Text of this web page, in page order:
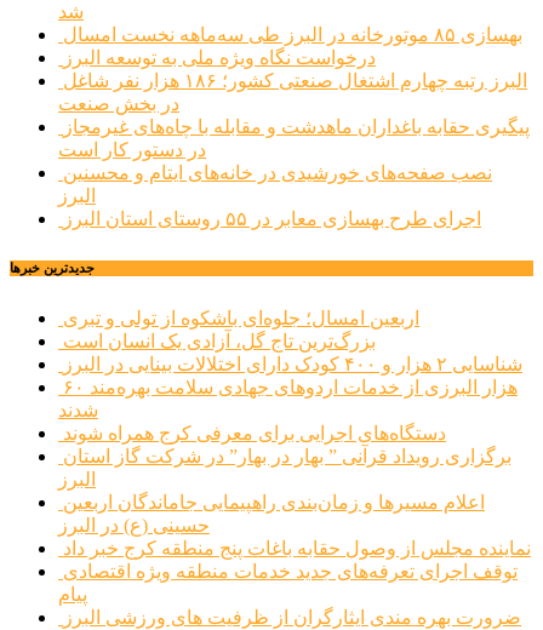
شد
بهسازی ۸۵ موتورخانه در البرز طی سه‌ماهه نخست امسال
درخواست نگاه ویژه ملی به توسعه البرز
در بخش صنعت
در دستور کار است
البرز
اجرای طرح بهسازی معابر در ۵۵ روستای استان البرز
جديدترين خبرها
اربعین امسال؛ جلوه‌ای باشکوه از تولی و تبری
بزرگ‌ترین تاج گل، آزادی یک انسان است
شناسایی ۲ هزار و ۴۰۰ کودک دارای اختلالات بینایی در البرز
۶۰ هزار البرزی از خدمات اردوهای جهادی سلامت بهره‌مند
شدند
دستگاه‌های اجرایی برای معرفی کرج همراه شوند
البرز
حسینی (ع) در البرز
نماینده مجلس از وصول حقابه باغات پنج منطقه کرج خبر داد
پیام
ضرورت بهره مندی ایثارگران از ظرفیت های ورزشی البرز